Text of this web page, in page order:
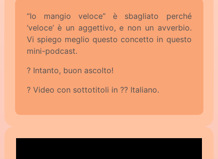
“Io mangio veloce” è sbagliato perché
‘veloce’ è un aggettivo, e non un avverbio.
Vi spiego meglio questo concetto in questo
mini-podcast.
? Intanto, buon ascolto!
? Video con sottotitoli in ?? Italiano.